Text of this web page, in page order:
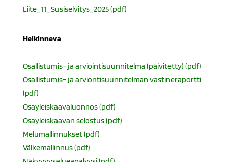
Liite_11_Susiselvitys_2025 (pdf)
Heikinneva
Osallistumis- ja arviointisuunnitelma (päivitetty) (pdf)
Osallistumis- ja arviontisuunnitelman vastineraportti
(pdf)
Osayleiskaavaluonnos (pdf)
Osayleiskaavan selostus (pdf)
Melumallinnukset (pdf)
Välkemallinnus (pdf)